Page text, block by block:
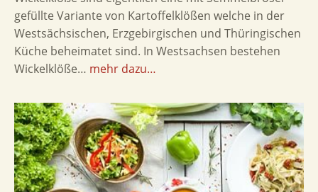
gefüllte Variante von Kartoffelklößen welche in der
Westsächsischen, Erzgebirgischen und Thüringischen
Küche beheimatet sind. In Westsachsen bestehen
Wickelklöße… mehr dazu…